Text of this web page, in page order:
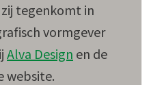
tegenkomt in
vormgever
Alva Design en de
website.